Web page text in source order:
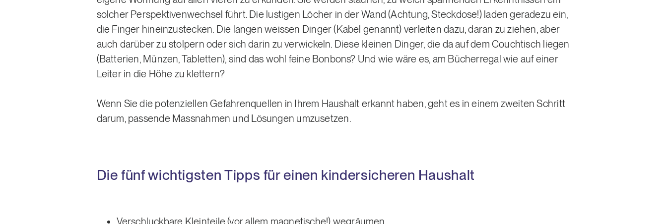
solcher Perspektivenwechsel führt. Die lustigen Löcher in der Wand (Achtung, Steckdose!) laden geradezu ein,
die Finger hineinzustecken. Die langen weissen Dinger (Kabel genannt) verleiten dazu, daran zu ziehen, aber
auch darüber zu stolpern oder sich darin zu verwickeln. Diese kleinen Dinger, die da auf dem Couchtisch liegen
(Batterien, Münzen, Tabletten), sind das wohl feine Bonbons? Und wie wäre es, am Bücherregal wie auf einer
Leiter in die Höhe zu klettern?
Wenn Sie die potenziellen Gefahrenquellen in Ihrem Haushalt erkannt haben, geht es in einem zweiten Schritt
darum, passende Massnahmen und Lösungen umzusetzen.
Die fünf wichtigsten Tipps für einen kindersicheren Haushalt
Verschluckbare Kleinteile (vor allem magnetische!) wegräumen